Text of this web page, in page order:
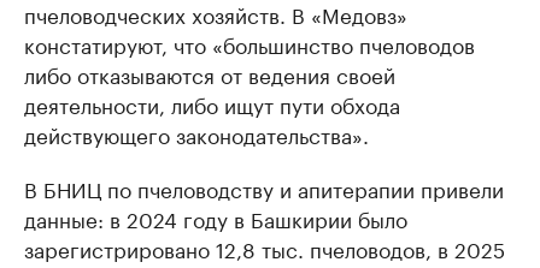
пчеловодческих хозяйств. В «Медовз»
констатируют, что «большинство пчеловодов
либо отказываются от ведения своей
деятельности, либо ищут пути обхода
действующего законодательства».
В БНИЦ по пчеловодству и апитерапии привели
данные: в 2024 году в Башкирии было
зарегистрировано 12,8 тыс. пчеловодов, в 2025